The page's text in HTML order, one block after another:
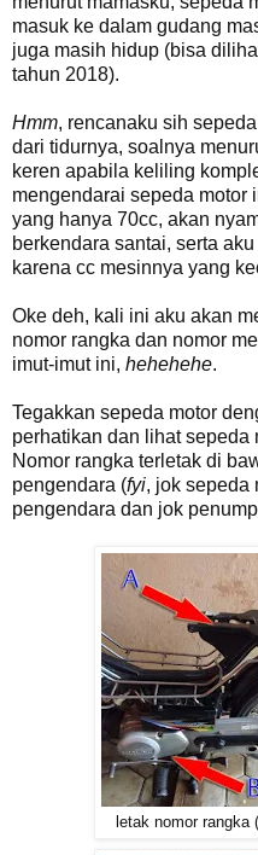
masuk ke dalam gudang
juga masih hidup (bisa
tahun 2018).
Hmm, rencanaku sih
dari tidurnya, soalnya
keren apabila keliling
mengendarai sepeda motor
yang hanya 70cc, akan
berkendara santai, serta
karena cc mesinnya yang
Oke deh, kali ini aku akan
nomor rangka dan nomor
imut-imut ini, hehehehe.
Tegakkan sepeda motor
perhatikan dan lihat sepeda
Nomor rangka terletak di
pengendara (fyi, jok sepeda
pengendara dan jok
letak nomor rangka